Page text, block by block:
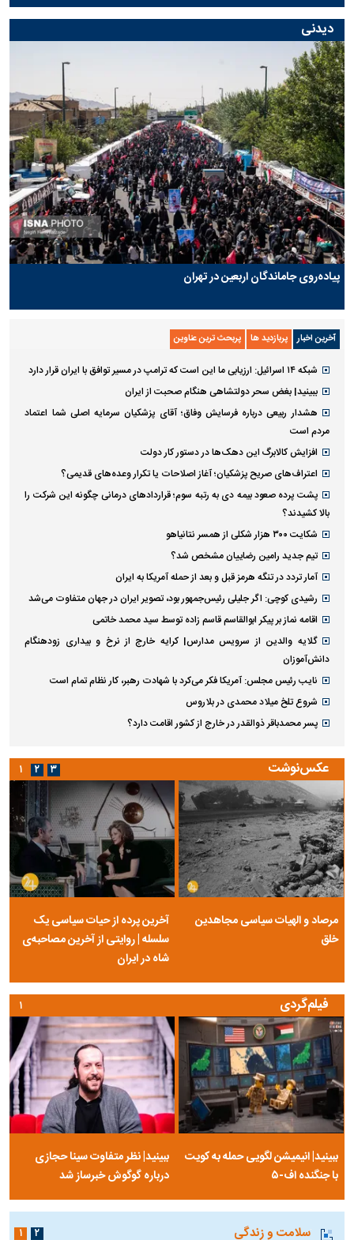
دیدنی
پیاده‌روی جاماندگان اربعین در تهران
آخرین اخبار پربازدید ها پربحث ترین عناوین
شبکه ۱۴ اسرائیل: ارزیابی ما این است که ترامپ در مسیر توافق با ایران قرار دارد
ببینید| بغض سحر دولتشاهی هنگام صحبت از ایران
هشدار ربیعی درباره فرسایش وفاق؛ آقای پزشکیان سرمایه اصلی شما اعتماد
مردم است
افزایش کالابرگ این دهک‌ها در دستور کار دولت
اعتراف‌های صریح پزشکیان؛ آغاز اصلاحات یا تکرار وعده‌های قدیمی؟
پشت پرده صعود بیمه دی به رتبه سوم؛ قراردادهای درمانی چگونه این شرکت را
بالا کشیدند؟
شکایت ۳۰۰ هزار شکلی از همسر نتانیاهو
تیم جدید رامین رضاییان مشخص شد؟
آمار تردد در تنگه هرمز قبل و بعد از حمله آمریکا به ایران
رشیدی کوچی: اگر جلیلی رئیس‌جمهور بود، تصویر ایران در جهان متفاوت می‌شد
اقامه نماز بر پیکر ابوالقاسم قاسم زاده توسط سید محمد خاتمی
گلایه والدین از سرویس مدارس| کرایه خارج از نرخ و بیداری زودهنگام
دانش‌آموزان
نایب رئیس مجلس: آمریکا فکر می‌کرد با شهادت رهبر، کار نظام تمام است
شروع تلخ میلاد محمدی در بلاروس
پسر محمدباقر ذوالقدر در خارج از کشور اقامت دارد؟
عکس‌نوشت
مرصاد و الهیات سیاسی مجاهدین
خلق
آخرین پرده از حیات سیاسی یک
سلسله | روایتی از آخرین مصاحبه‌ی
شاه در ایران
۱ ۲ ۳
فیلم‌گردی
ببینید| انیمیشن لگویی حمله به کویت
با جنگنده اف-۵
ببینید| نظر متفاوت سینا حجازی
درباره گوگوش خبرساز شد
۱
سلامت و زندگی ۱ ۲